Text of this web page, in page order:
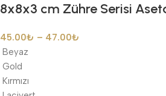
8x8x3 cm Zühre Serisi
45.00₺ – 47.00₺
Beyaz
Gold
Kırmızı